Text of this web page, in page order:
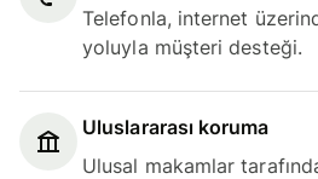
Telefonla, internet
yoluyla müşteri desteği.
Uluslararası koruma
Ulusal makamlar